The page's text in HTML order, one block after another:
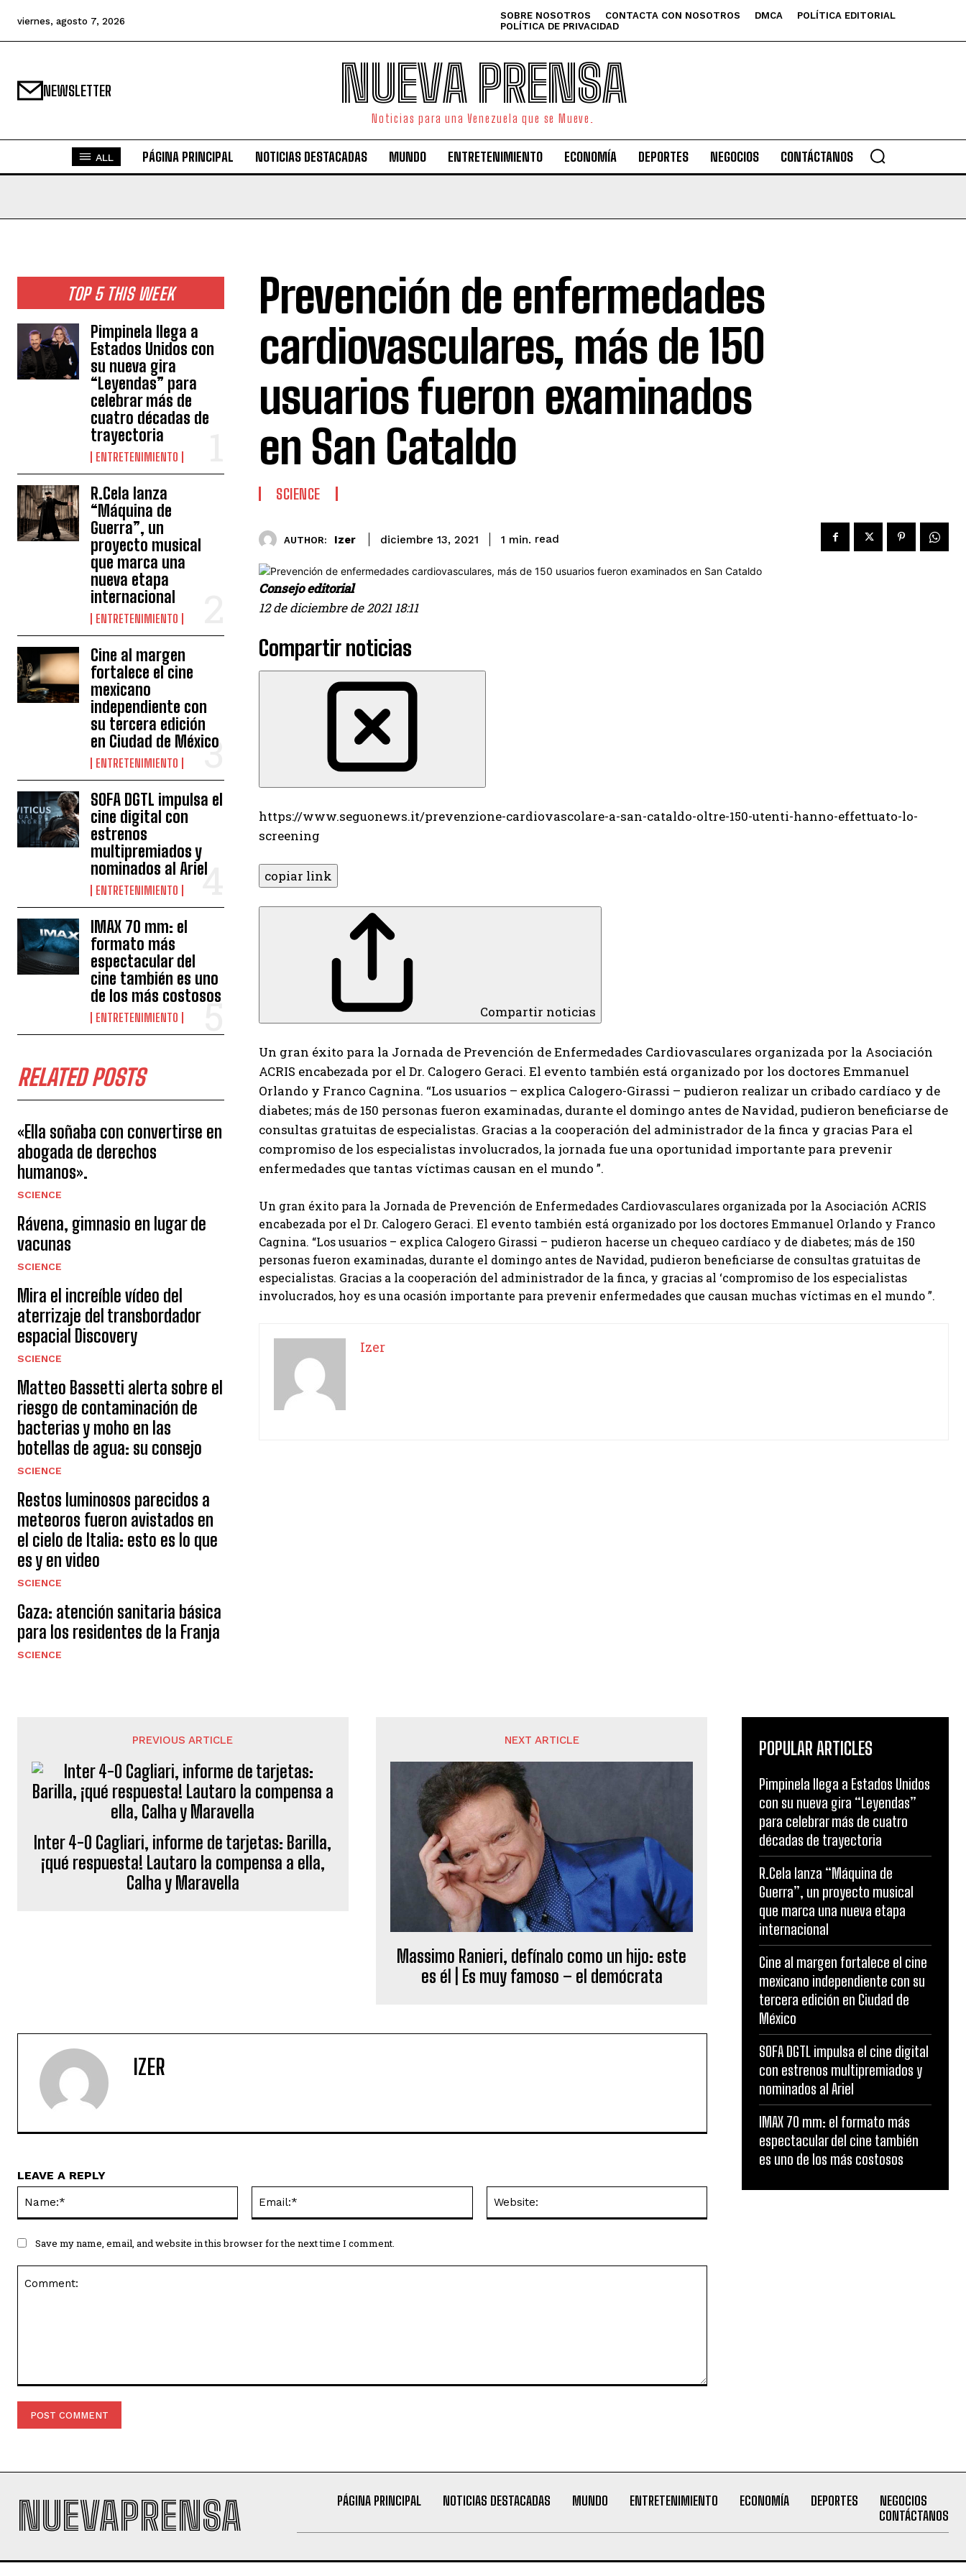
Izer
viernes, agosto 7, 2026 SOBRE NOSOTROS CONTACTA CON NOSOTROS DMCA
POLÍTICA EDITORIAL
POLÍTICA DE PRIVACIDAD
NEWSLETTER NUEVA PRENSA
Noticias para una Venezuela que se Mueve.
ALL PÁGINA PRINCIPAL NOTICIAS DESTACADAS MUNDO ENTRETENIMIENTO ECONOMÍA DEPORTES NEGOCIOS CONTÁCTANOS
TOP 5 THIS WEEK
Pimpinela llega a
Estados Unidos con
su nueva gira
“Leyendas” para
celebrar más de
cuatro décadas de
trayectoria
ENTRETENIMIENTO
R.Cela lanza
“Máquina de
Guerra”, un
proyecto musical
que marca una
nueva etapa
internacional
ENTRETENIMIENTO
Cine al margen
fortalece el cine
mexicano
independiente con
su tercera edición
en Ciudad de México
ENTRETENIMIENTO
SOFA DGTL impulsa el
cine digital con
estrenos
multipremiados y
nominados al Ariel
ENTRETENIMIENTO
IMAX 70 mm: el
formato más
espectacular del
cine también es uno
de los más costosos
ENTRETENIMIENTO
RELATED POSTS
«Ella soñaba con convertirse en
abogada de derechos
humanos».
SCIENCE
Rávena, gimnasio en lugar de
vacunas
SCIENCE
Mira el increíble vídeo del
aterrizaje del transbordador
espacial Discovery
SCIENCE
Matteo Bassetti alerta sobre el
riesgo de contaminación de
bacterias y moho en las
botellas de agua: su consejo
SCIENCE
Restos luminosos parecidos a
meteoros fueron avistados en
el cielo de Italia: esto es lo que
es y en video
SCIENCE
Gaza: atención sanitaria básica
para los residentes de la Franja
SCIENCE
Prevención de enfermedades
cardiovasculares, más de 150
usuarios fueron examinados
en San Cataldo
SCIENCE
AUTHOR: Izer diciembre 13, 2021 1 min. read
Consejo editorial
12 de diciembre de 2021 18:11
Compartir noticias
https://www.seguonews.it/prevenzione-cardiovascolare-a-san-cataldo-oltre-150-utenti-hanno-effettuato-lo-
screening
copiar link
Compartir noticias
Un gran éxito para la Jornada de Prevención de Enfermedades Cardiovasculares organizada por la Asociación
ACRIS encabezada por el Dr. Calogero Geraci. El evento también está organizado por los doctores Emmanuel
Orlando y Franco Cagnina. “Los usuarios – explica Calogero-Girassi – pudieron realizar un cribado cardíaco y de
diabetes; más de 150 personas fueron examinadas, durante el domingo antes de Navidad, pudieron beneficiarse de
consultas gratuitas de especialistas. Gracias a la cooperación del administrador de la finca y gracias Para el
compromiso de los especialistas involucrados, la jornada fue una oportunidad importante para prevenir
enfermedades que tantas víctimas causan en el mundo ”.
Un gran éxito para la Jornada de Prevención de Enfermedades Cardiovasculares organizada por la Asociación ACRIS
encabezada por el Dr. Calogero Geraci. El evento también está organizado por los doctores Emmanuel Orlando y Franco
Cagnina. “Los usuarios – explica Calogero Girassi – pudieron hacerse un chequeo cardíaco y de diabetes; más de 150
personas fueron examinadas, durante el domingo antes de Navidad, pudieron beneficiarse de consultas gratuitas de
especialistas. Gracias a la cooperación del administrador de la finca, y gracias al ‘compromiso de los especialistas
involucrados, hoy es una ocasión importante para prevenir enfermedades que causan muchas víctimas en el mundo ”.
Izer
PREVIOUS ARTICLE
Inter 4-0 Cagliari, informe de tarjetas: Barilla,
¡qué respuesta! Lautaro la compensa a ella,
Calha y Maravella
NEXT ARTICLE
Massimo Ranieri, defínalo como un hijo: este
es él | Es muy famoso – el demócrata
IZER
LEAVE A REPLY
Website:
Save my name, email, and website in this browser for the next time I comment.
POPULAR ARTICLES
Pimpinela llega a Estados Unidos
con su nueva gira “Leyendas”
para celebrar más de cuatro
décadas de trayectoria
R.Cela lanza “Máquina de
Guerra”, un proyecto musical
que marca una nueva etapa
internacional
Cine al margen fortalece el cine
mexicano independiente con su
tercera edición en Ciudad de
México
SOFA DGTL impulsa el cine digital
con estrenos multipremiados y
nominados al Ariel
IMAX 70 mm: el formato más
espectacular del cine también
es uno de los más costosos
NUEVAPRENSA PÁGINA PRINCIPAL NOTICIAS DESTACADAS MUNDO ENTRETENIMIENTO ECONOMÍA DEPORTES
NEGOCIOS
CONTÁCTANOS